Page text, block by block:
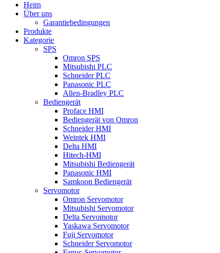
Heim
Über uns
Garantiebedingungen
Produkte
Kategorie
SPS
Omron SPS
Mitsubishi PLC
Schneider PLC
Panasonic PLC
Allen-Bradley PLC
Bediengerät
Proface HMI
Bediengerät von Omron
Schneider HMI
Weintek HMI
Delta HMI
Hitech-HMI
Mitsubishi Bediengerät
Panasonic HMI
Samkoon Bediengerät
Servomotor
Omron Servomotor
Mitsubishi Servomotor
Delta Servomotor
Yaskawa Servomotor
Fuji Servomotor
Schneider Servomotor